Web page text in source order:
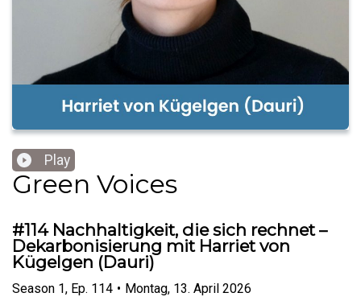
Play
Green Voices
#114 Nachhaltigkeit, die sich rechnet –
Dekarbonisierung mit Harriet von
Kügelgen (Dauri)
Season 1, Ep. 114 • Montag, 13. April 2026